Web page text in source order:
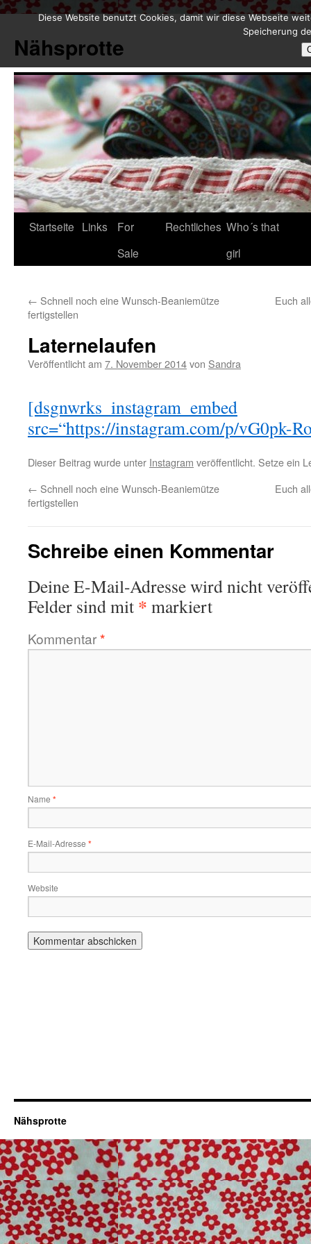
springen
Nähsprotte
Startseite Links
For
Sale
Rechtliches Who´s that
girl
← Schnell noch eine Wunsch-Beaniemütze
fertigstellen
Euch
Laternelaufen
Veröffentlicht am 7. November 2014von Sandra
[dsgnwrks_instagram_embed
src=“https://instagram.com/p/vG0pk-
Dieser Beitrag wurde unter Instagram veröffentlicht. Setze ein
← Schnell noch eine Wunsch-Beaniemütze
fertigstellen
Euch
Schreibe einen Kommentar
Deine E-Mail-Adresse wird nicht
Felder sind mit * markiert
Kommentar*
Name *
E-Mail-Adresse *
Website
Nähsprotte
Diese Website benutzt Cookies, damit wir diese Webseite
Speicherung